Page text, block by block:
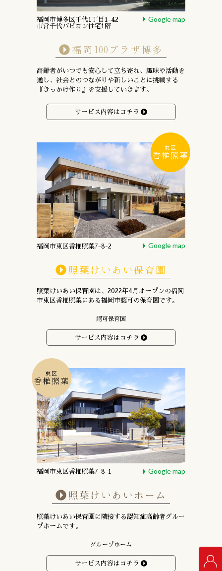
福岡市博多区千代1丁目1-42
市営千代パピヨン住宅1階
Google map
福岡100プラザ博多
高齢者がいつでも安心して立ち寄れ、趣味や活動を
通し、 社会とのつながりや新しいことに挑戦する
『きっかけ作り』を支援していきます。
サービス内容はコチラ
福岡市東区香椎照葉7-8-2 Google map
東区
香椎照葉
照葉けいあい保育園
照葉けいあい保育園は、 2022年4月オープンの福岡
市東区香椎照葉にある福岡市認可の保育園です。
認可保育園
サービス内容はコチラ
福岡市東区香椎照葉7-8-1 Google map
東区
香椎照葉
照葉けいあいホーム
照葉けいあい保育園に隣接する認知症高齢者グルー
プホームです。
グループホーム
サービス内容はコチラ